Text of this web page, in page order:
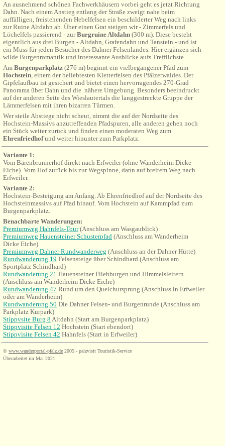
An ausnehmend schönen Fachwerkhäusern vorbei geht es jetzt Richtung
Dahn. Nach einem Anstieg entlang der Straße zweigt nahe beim
auffälligen, freistehenden Hebelfelsen ein beschilderter Weg nach links
zur Ruine Altdahn ab. Über einen Grat steigen wir - Zimmerfels und
Löchelfels passierend - zurBurgruine Altdahn (300 m). Diese besteht
eigentlich aus drei Burgen - Altdahn, Grafendahn und Tanstein - und ist
ein Muss für jeden Besucher des Dahner Felsenlandes. Hier ergänzen sich
wilde Burgenromantik und interessante Ausblicke aufs Trefflichste.
Am Burgenparkplatz (276 m) beginnt ein vielbegangener Pfad zum
Hochstein, einem der beliebtesten Kletterfelsen des Pfälzerwaldes. Der
Gipfelaufbau ist gesichert und bietet einen hervorragendes 270-Grad
Panorama über Dahn und die nähere Umgebung. Besonders beeindruckt
auf der anderen Seite des Wieslautertals die langgestreckte Gruppe der
Lämmerfelsen mit ihren bizarren Türmen.
Wer steile Abstiege nicht scheut, nimmt die auf der Nordseite des
Hochstein-Massivs anzutreffenden Pfadspuren, alle anderen gehen noch
ein Stück weiterzurück und finden einen moderaten Weg zum
Ehrenfriedhofund weiter hinunter zum Parkplatz.
Variante 1:
Vom Bärenbrunnerhof direkt nach Erfweiler (ohne Wanderheim Dicke
Eiche). Vom Hof zurück bis zur Wegspinne, dann auf breitem Weg nach
Erfweiler.
Variante 2:
Hochstein-Besteigung am Anfang. Ab Ehrenfriedhof auf der Nordseite des
Hochsteinmassivs auf Pfad hinauf. Vom Hochstein auf Kammpfad zum
Burgenparkplatz.
Benachbarte Wanderungen:
Premiumweg Hahnfels-Tour(Anschluss am Wasgaublick)
Premiumweg Hauensteiner Schusterpfad (Anschluss am Wanderheim
Dicke Eiche)
Premiumweg Dahner Rundwanderweg (Anschluss an der Dahner Hütte)
Rundwanderung 19 Felsensteige über Schindhard (Anschluss am
Sportplatz Schindhard)
Rundwanderung 21 Hauensteiner Fliehburgen und Himmelsleitern
(Anschluss am Wanderheim Dicke Eiche)
Rundwanderung 47 Rund um den Queichursprung (Anschluss in Erfweiler
oder am Wanderheim)
Rundwanderung 50 Die Dahner Felsen- und Burgenrunde (Anschluss am
Parkplatz Kurpark)
Stippvsite Burg 8 Altdahn (Start am Burgenparkplatz)
Stippvisite Felsen 12 Hochstein (Start ebendort)
Stippvisite Felsen 42 Hahnfels (Start in Erfweiler)
© www.wanderportal-pfalz.de 2005 - palzvisit Touristik-Service
Überarbeitet im Mai 2021